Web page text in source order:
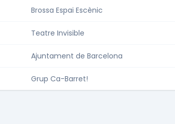
Brossa Espai Escènic
Teatre Invisible
Ajuntament de Barcelona
Grup Ca-Barret!